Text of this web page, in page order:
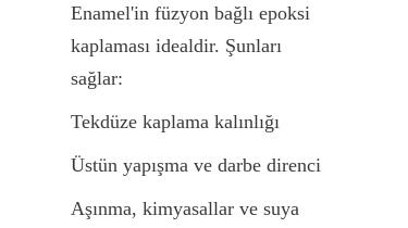
Enamel'in füzyon bağlı epoksi
kaplaması idealdir. Şunları
sağlar:
Tekdüze kaplama kalınlığı
Üstün yapışma ve darbe direnci
Aşınma, kimyasallar ve suya